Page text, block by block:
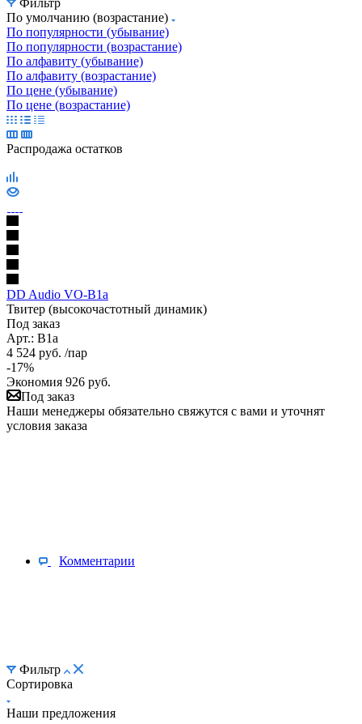
По умолчанию (возрастание)
По популярности (убывание)
По популярности (возрастание)
По алфавиту (убывание)
По алфавиту (возрастание)
По цене (убывание)
По цене (возрастание)
Распродажа остатков
DD Audio VO-B1a
Твитер (высокочастотный динамик)
Под заказ
Арт.: В1a
4 524 руб. /пар
-17%
Экономия 926 руб.
Под заказ
Наши менеджеры обязательно свяжутся с вами и уточнят
условия заказа
Комментарии
Фильтр
Сортировка
Наши предложения